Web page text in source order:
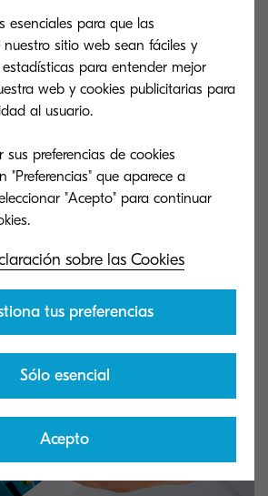
Más información
esenciales para que las
sitio web sean fáciles y
estadísticas para entender mejor
web y cookies publicitarias para
al usuario.
sus preferencias de cookies
"Preferencias" que aparece a
"Acepto" para continuar
sobre las Cookies
tus preferencias
Sólo esencial
Acepto